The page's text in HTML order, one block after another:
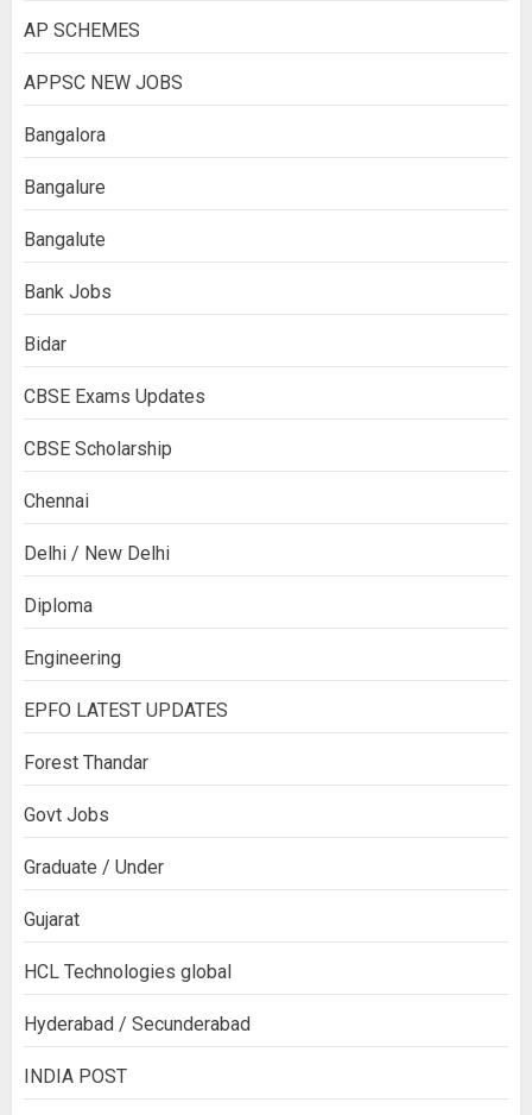
AP SCHEMES
APPSC NEW JOBS
Bangalora
Bangalure
Bangalute
Bank Jobs
Bidar
CBSE Exams Updates
CBSE Scholarship
Chennai
Delhi / New Delhi
Diploma
Engineering
EPFO LATEST UPDATES
Forest Thandar
Govt Jobs
Graduate / Under
Gujarat
HCL Technologies global
Hyderabad / Secunderabad
INDIA POST